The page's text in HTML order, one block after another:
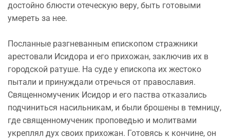
достойно блюсти отеческую веру, быть готовыми
умереть за нее.
Посланные разгневанным епископом стражники
арестовали Исидора и его прихожан, заключив их в
городской ратуше. На суде у епископа их жестоко
пытали и принуждали отречься от православия.
Священномученик Исидор и его паства отказались
подчиниться насильникам, и были брошены в темницу,
где священномученик проповедью и молитвами
укреплял дух своих прихожан. Готовясь к кончине, он